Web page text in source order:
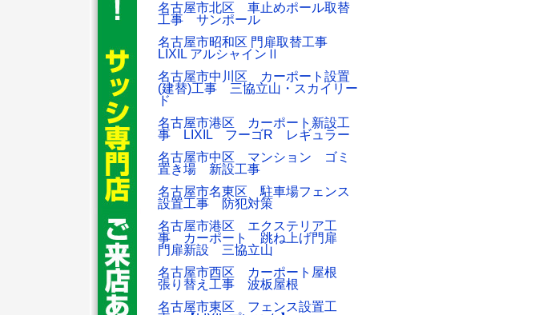
名古屋市北区 車止めポール取替
工事 サンポール
名古屋市昭和区 門扉取替工事
LIXIL アルシャインⅡ
名古屋市中川区 カーポート設置
(建替)工事 三協立山・スカイリー
ド
名古屋市港区 カーポート新設工
事 LIXIL フーゴR レギュラー
名古屋市中区 マンション ゴミ
置き場 新設工事
名古屋市名東区 駐車場フェンス
設置工事 防犯対策
名古屋市港区 エクステリア工
事 カーポート 跳ね上げ門扉
門扉新設 三協立山
名古屋市西区 カーポート屋根
張り替え工事 波板屋根
名古屋市東区 フェンス設置工